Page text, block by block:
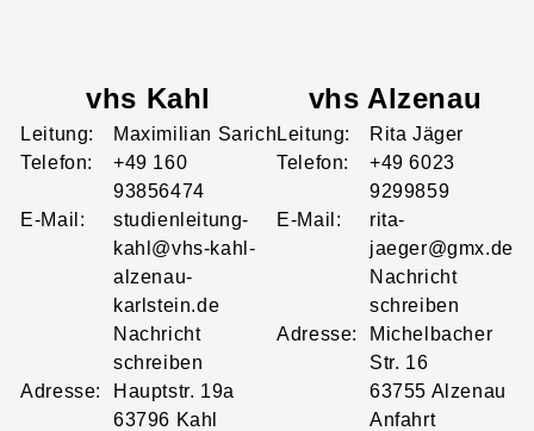
vhs Kahl
Leitung: Maximilian Sarich
Telefon:
+49 160
93856474
E-Mail:
studienleitung-
kahl@vhs-kahl-
alzenau-
karlstein.de
Nachricht
schreiben
Adresse:
Hauptstr. 19a
63796 Kahl
vhs Alzenau
Leitung: Rita Jäger
Telefon:
+49 6023
9299859
E-Mail:
rita-
jaeger@gmx.de
Nachricht
schreiben
Adresse:
Michelbacher
Str. 16
63755 Alzenau
Anfahrt